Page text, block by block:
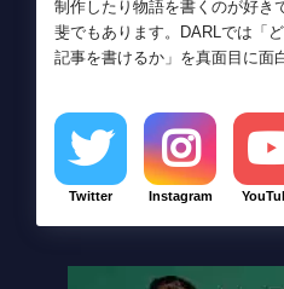
制作したり物語を書くのが好き
斐でもあります。DARLでは「
記事を書けるか」を真面目に面
Twitter Instagram